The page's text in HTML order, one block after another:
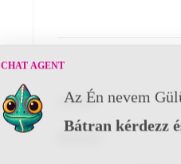
Leírás
Előnyök
CHAT AGENT
Az Én nevem
Bátran kérdezz